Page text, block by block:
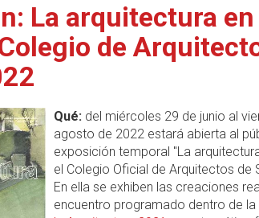
La arquitectura en
de
Qué:del miércoles 29 de junio al
agosto de 2022 estará abierta al
exposición temporal "La
el Colegio Oficial de Arquitectos de
En ella se exhiben las creaciones
encuentro programado dentro de la